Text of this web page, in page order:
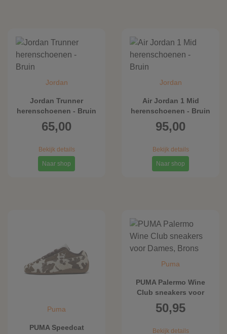
Jordan
Jordan Trunner
herenschoenen - Bruin
65,00
Bekijk details
Naar shop
Jordan
Air Jordan 1 Mid
herenschoenen - Bruin
95,00
Bekijk details
Naar shop
Puma
PUMA Speedcat
Puma
PUMA Palermo Wine
Club sneakers voor
Dames, Brons
50,95
Bekijk details